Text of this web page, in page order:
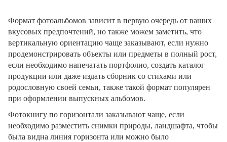
Формат фотоальбомов зависит в первую очередь от ваших
вкусовых предпочтений, но также можем заметить, что
вертикальную ориентацию чаще заказывают, если нужно
продемонстрировать объекты или предметы в полный рост,
если необходимо напечатать портфолио, создать каталог
продукции или даже издать сборник со стихами или
родословную своей семьи, также такой формат популярен
при оформлении выпускных альбомов.
Фотокнигу по горизонтали заказывают чаще, если
необходимо разместить снимки природы, ландшафта, чтобы
была видна линия горизонта или можно было